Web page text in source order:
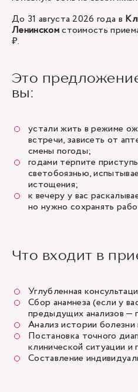
До 31 августа 2026 года в
Ленинскомстоимость
₽.
Это
вы:
устали жить в режиме
встречи, зависеть от
смены погоды;
годами терпите
светобоязнью,
истощения;
к вечеру у вас
но нужно сохранять
Что входит в
Углубленная
Cбор анамнеза (если у
предыдущих анализов —
Анализ истории болезни
Постановка точного
клинической ситуации и
Составление